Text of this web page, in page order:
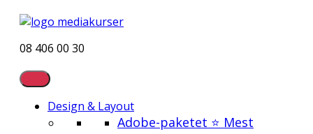
08 406 00 30
Design & Layout
Adobe-paketet ⭐ Mest